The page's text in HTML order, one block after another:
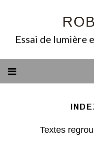
Essai de lumière
Textes